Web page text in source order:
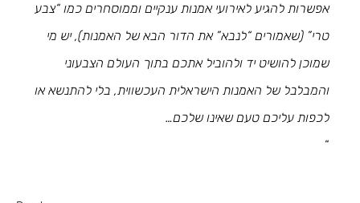
אפשרות להגיע לאירועי אמנות ענקיים וממוסחרים כמו “צבע
טרי” (שאמורים “לנבא” את הדור הבא של האמנות), יש מי
שמוכן להושיט יד ולהוביל אתכם בתוך העולם הצבעוני
והמבלבל של האמנות הישראלית העכשווית, בלי להתנשא או
לכפות עליכם טעם שאינו שלכם…
“